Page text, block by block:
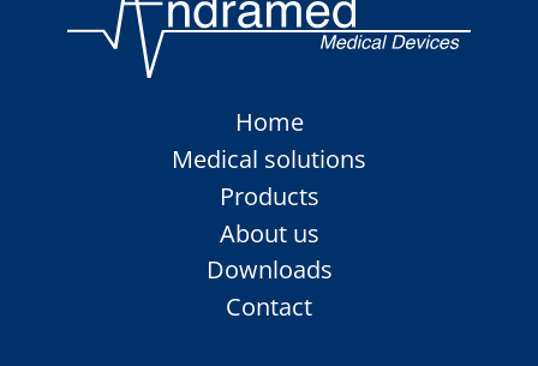
Skip
navigation
Home
Medical solutions
Products
About us
Downloads
Contact